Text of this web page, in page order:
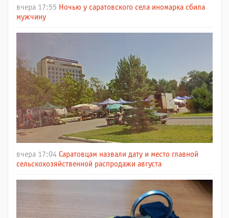
вчера 17:55 Ночью у саратовского села иномарка сбила
мужчину
вчера 17:04 Саратовцам назвали дату и место главной
сельскохозяйственной распродажи августа